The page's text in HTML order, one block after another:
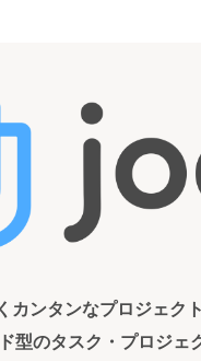
カンタンなプロジェク
型のタスク・プロジェ